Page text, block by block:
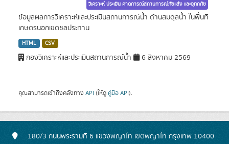
วิเคราะห์ ประเมิน คาดการณ์สถานการณ์ภัยแล้ง และอุทกภัย
ข้อมูลผลการวิเคราะห์และประเมินสถานการณ์น้ำ ด้านสมดุลน้ำ ในพื้นที่
เกษตรนอกเขตชลประทาน
HTML CSV
กองวิเคราะห์และประเมินสถานการณ์น้ำ 6 สิงหาคม 2569
คุณสามารถเข้าถึงคลังทาง API (ให้ดู คู่มือ API).
180/3 ถนนพระรามที่ 6 แขวงพญาไท เขตพญาไท กรุงเทพ 10400